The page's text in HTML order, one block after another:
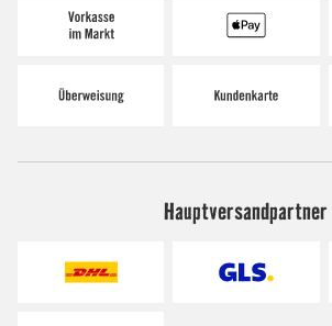
Hauptversandpartner